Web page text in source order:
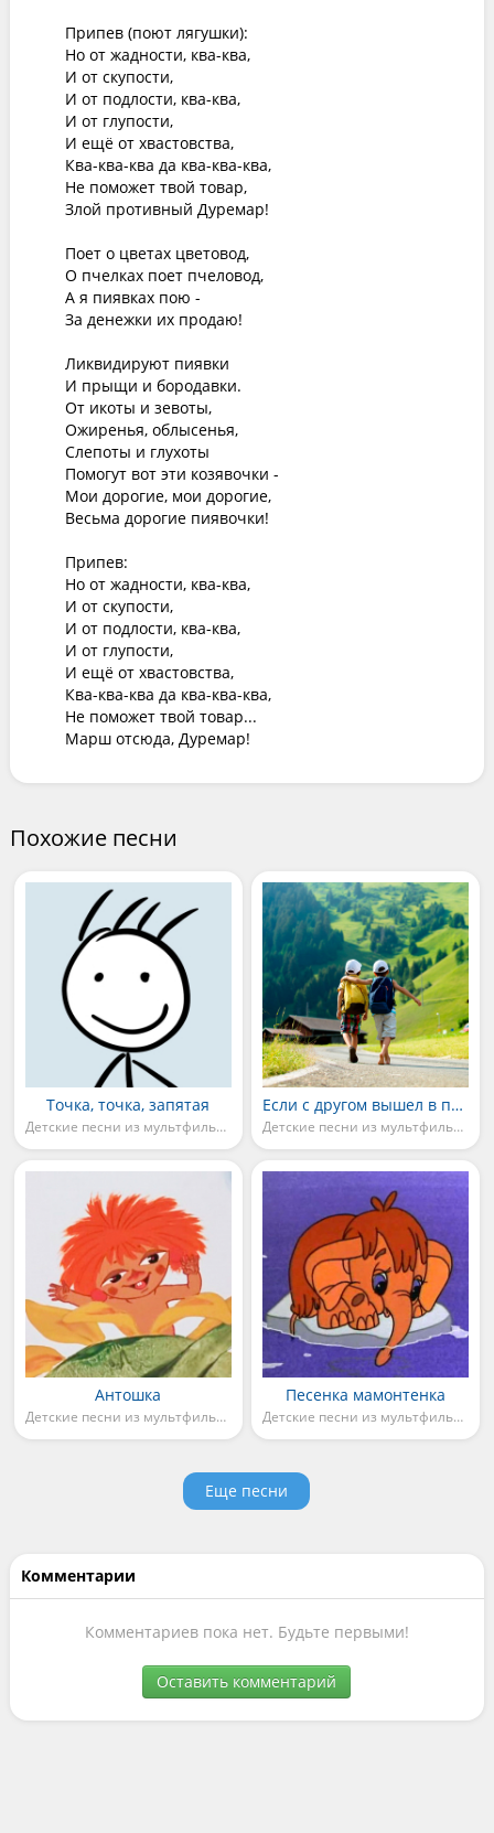
Припев (поют лягушки):
Но от жадности, ква-ква,
И от скупости,
И от подлости, ква-ква,
И от глупости,
И ещё от хвастовства,
Ква-ква-ква да ква-ква-ква,
Не поможет твой товар,
Злой противный Дуремар!
Поет о цветах цветовод,
О пчелках поет пчеловод,
А я пиявках пою -
За денежки их продаю!
Ликвидируют пиявки
И прыщи и бородавки.
От икоты и зевоты,
Ожиренья, облысенья,
Слепоты и глухоты
Помогут вот эти козявочки -
Мои дорогие, мои дорогие,
Весьма дорогие пиявочки!
Припев:
Но от жадности, ква-ква,
И от скупости,
И от подлости, ква-ква,
И от глупости,
И ещё от хвастовства,
Ква-ква-ква да ква-ква-ква,
Не поможет твой товар...
Марш отсюда, Дуремар!
Похожие песни
Точка, точка, запятая
Детские песни из мультфильмов
Если с другом вышел в путь
Детские песни из мультфильмов
Антошка
Детские песни из мультфильмов
Песенка мамонтенка
Детские песни из мультфильмов
Еще песни
Комментарии
Комментариев пока нет. Будьте первыми!
Оставить комментарий